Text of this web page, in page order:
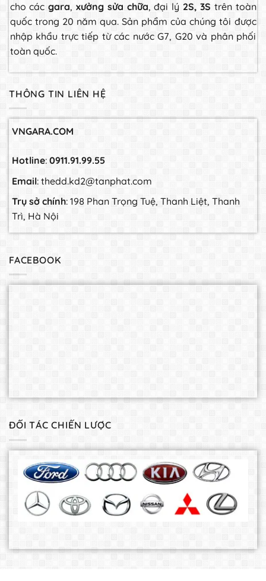
cho cácgara, xưởng sửa chữa, đại lý 2S, 3S trên toàn
quốc trong 20 năm qua. Sản phẩm của chúng tôi được
nhập khẩu trực tiếp từ các nước G7, G20 và phân phối
toàn quốc.
THÔNG TIN LIÊN HỆ
VNGARA.COM
Hotline: 0911.91.99.55
Email: thedd.kd2@tanphat.com
Trụ sở chính: 198 Phan Trọng Tuệ, Thanh Liệt, Thanh
Trì, Hà Nội
FACEBOOK
ĐỐI TÁC CHIẾN LƯỢC